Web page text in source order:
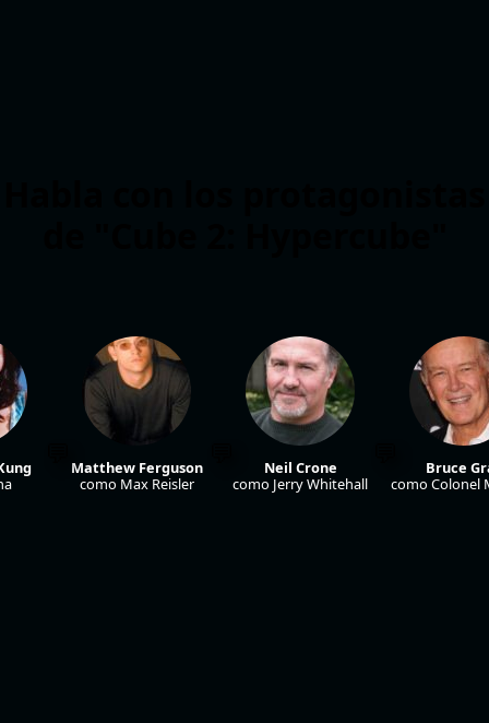
Matthew Ferguson
como Max Reisler
Neil Crone
como Jerry Whitehall
Bruce
como Colonel